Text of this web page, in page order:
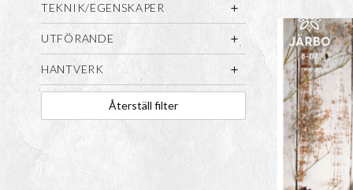
TEKNIK/EGENSKAPER
UTFÖRANDE
HANTVERK
Återställ filter